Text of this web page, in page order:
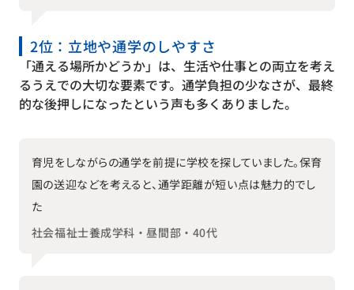
2位：立地や通学のしやすさ
「通える場所かどうか」は、生活や仕事との両立を考え
るうえでの大切な要素です。通学負担の少なさが、最終
的な後押しになったという声も多くありました。
育児をしながらの通学を前提に学校を探していました。保育
園の送迎などを考えると、通学距離が短い点は魅力的でし
た
社会福祉士養成学科・昼間部・40代